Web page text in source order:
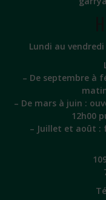
Lundi au vendredi
– De septembre à
– De mars à juin :
12h00
– Juillet et août :